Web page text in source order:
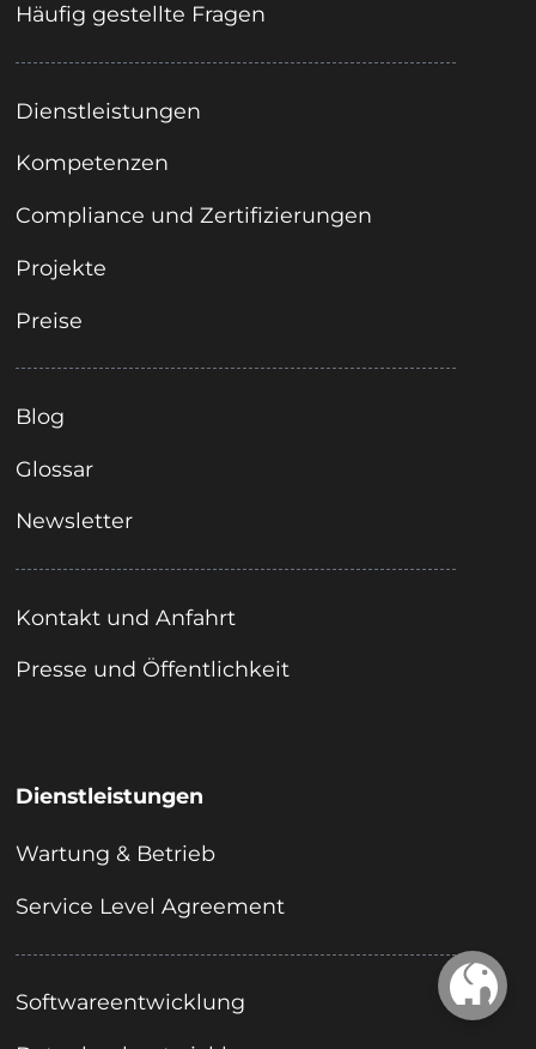
Häufig gestellte Fragen
Dienstleistungen
Kompetenzen
Compliance und Zertifizierungen
Projekte
Preise
Blog
Glossar
Newsletter
Kontakt und Anfahrt
Presse und Öffentlichkeit
Dienstleistungen
Wartung & Betrieb
Service Level Agreement
Softwareentwicklung